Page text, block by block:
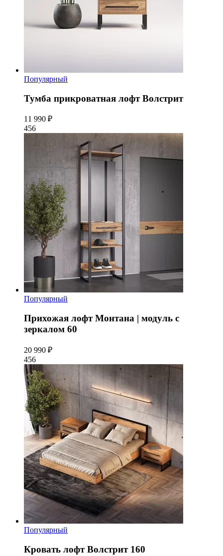
Популярный
Тумба прикроватная лофт Волстрит
11 990 ₽
456
Популярный
Прихожая лофт Монтана | модуль с
зеркалом 60
20 990 ₽
456
Популярный
Кровать лофт Волстрит 160